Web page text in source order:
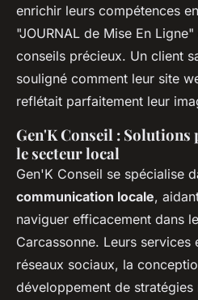
enrichir leurs compétences
"JOURNAL de Mise En
conseils précieux. Un client
souligné comment leur site
reflétait parfaitement leur
Gen'K Conseil :
le secteur local
Gen'K Conseil se spécialise
communication locale,
naviguer efficacement dans
Carcassonne. Leurs
réseaux sociaux, la
développement de stratégies